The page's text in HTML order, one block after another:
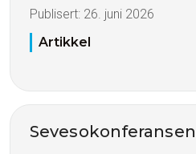
Publisert: 26. juni 2026
Artikkel